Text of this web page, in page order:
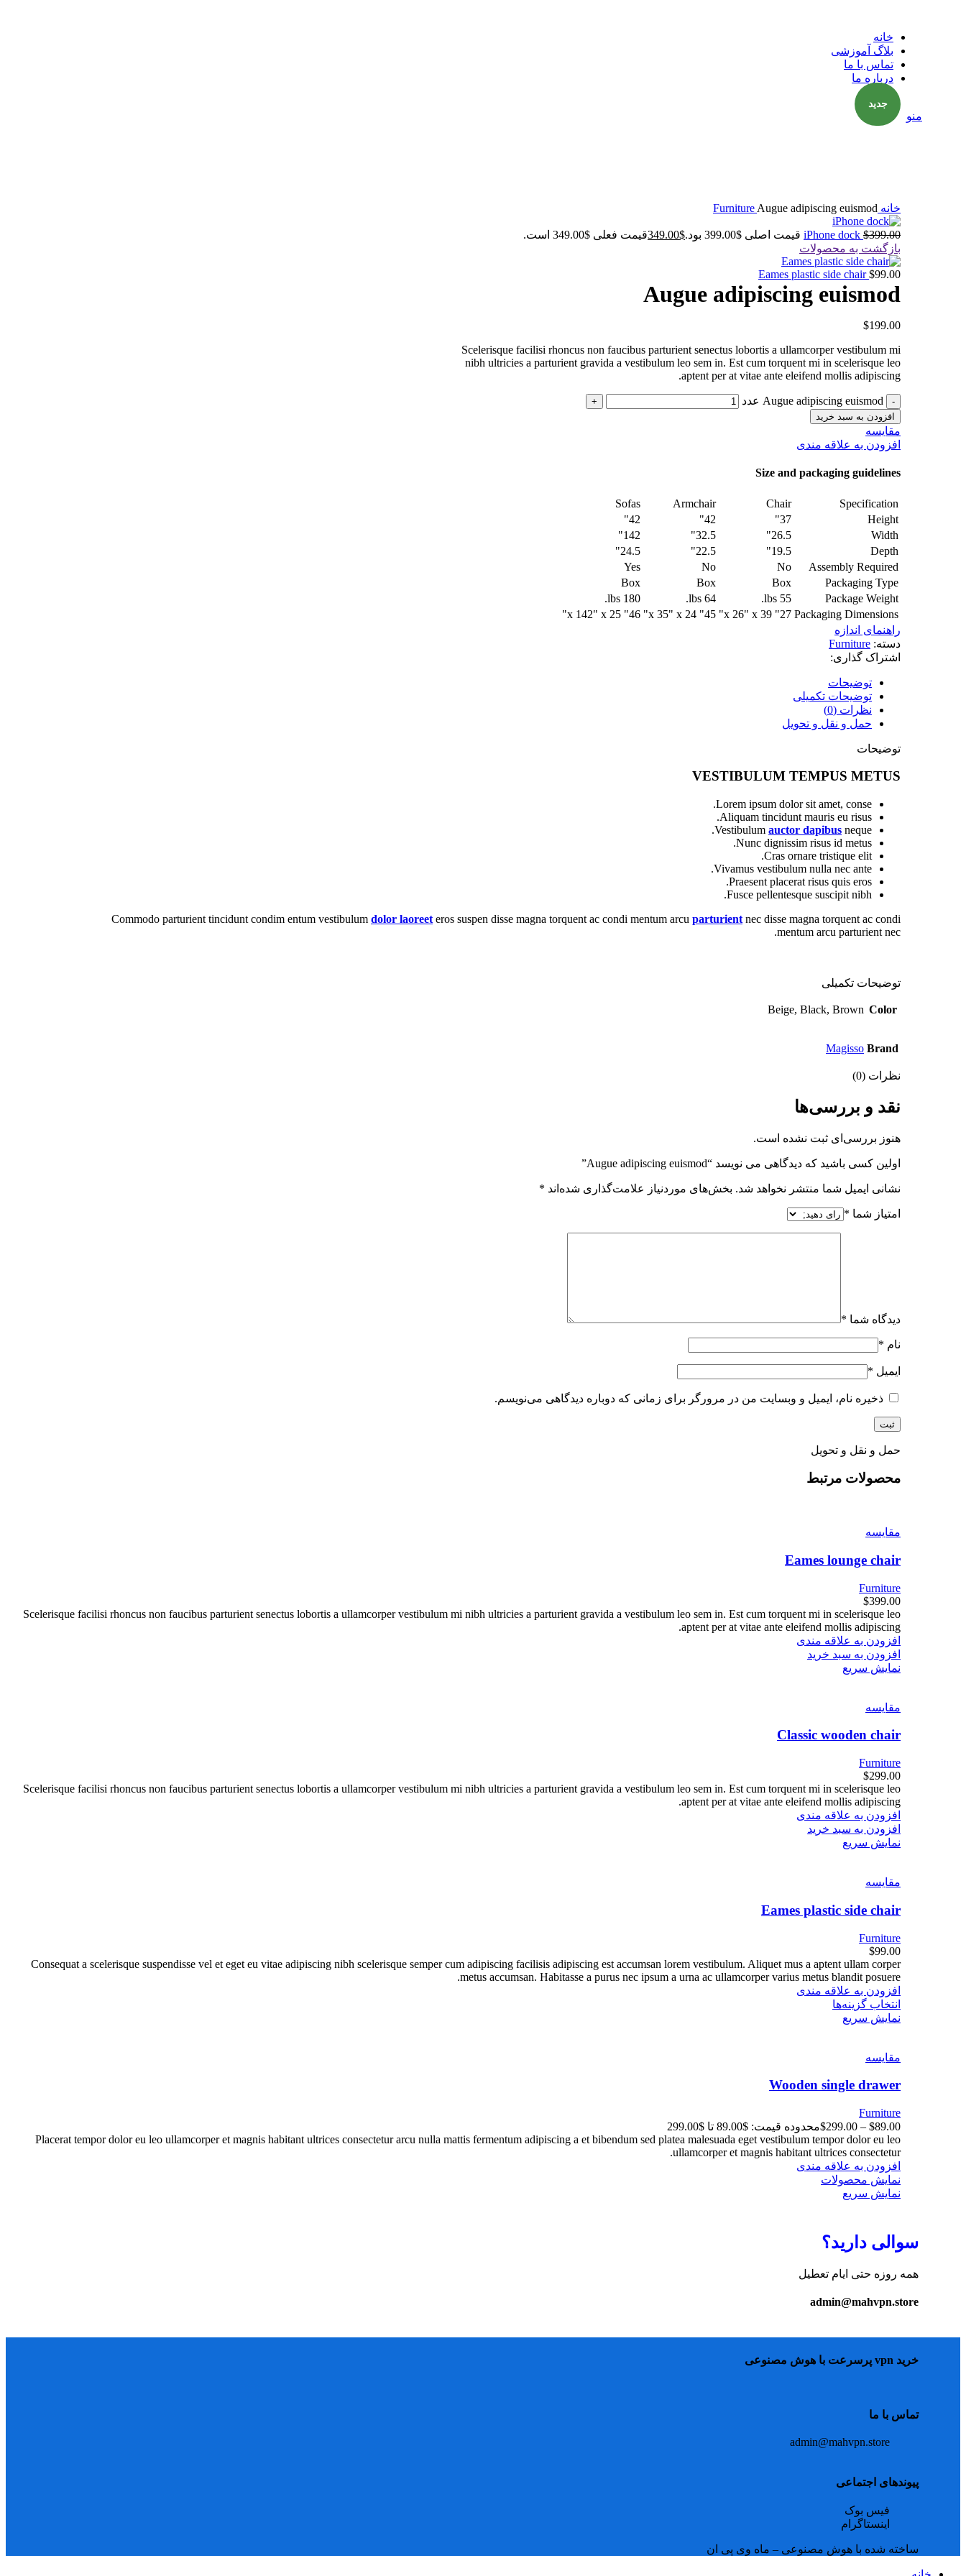
خانه
بلاگ آموزشی
تماس با ما
درباره ما
منو
خانه
Furniture Augue adipiscing euismod
iPhone dock $399.00 قیمت اصلی $399.00 بود. $
349.00قیمت فعلی $349.00 است.
بازگشت به محصولات
Eames plastic side chair$99.00
Augue adipiscing euismod
$199.00
Scelerisque facilisi rhoncus non faucibus parturient senectus lobortis a ullamcorper vestibulum mi
nibh ultricies a parturient gravida a vestibulum leo sem in. Est cum torquent mi in scelerisque leo
aptent per at vitae ante eleifend mollis adipiscing.
Augue adipiscing euismod عدد
افزودن به سبد خرید
مقايسه
افزودن به علاقه مندی
Size and packaging guidelines
Specification
Chair
Armchair
Sofas
Height
37"
42"
42"
Width
26.5"
32.5"
142"
Depth
19.5"
22.5"
24.5"
Assembly Required
No
No
Yes
Packaging Type
Box
Box
Box
Package Weight
55 lbs.
64 lbs.
180 lbs.
Packaging Dimensions
27" x 26" x 39"
45" x 35" x 24"
46" x 142" x 25"
راهنمای اندازه
دسته: Furniture
اشتراک گذاری:
توضیحات
توضیحات تکمیلی
نظرات (0)
حمل و نقل و تحویل
توضیحات
VESTIBULUM TEMPUS METUS
Lorem ipsum dolor sit amet, conse.
Aliquam tincidunt mauris eu risus.
Vestibulum auctor dapibus neque.
Nunc dignissim risus id metus.
Cras ornare tristique elit.
Vivamus vestibulum nulla nec ante.
Praesent placerat risus quis eros.
Fusce pellentesque suscipit nibh.
Commodo parturient tincidunt condim entum vestibulum dolor laoreet eros suspen disse magna torquent ac condi mentum arcu parturient nec disse magna torquent ac condi
mentum arcu parturient nec.
توضیحات تکمیلی
Color
Beige, Black, Brown
Brand
Magisso
نظرات (0)
نقد و بررسی‌ها
هنوز بررسی‌ای ثبت نشده است.
اولین کسی باشید که دیدگاهی می نویسد “Augue adipiscing euismod”
نشانی ایمیل شما منتشر نخواهد شد. بخش‌های موردنیاز علامت‌گذاری شده‌اند *
امتیاز شما *
دیدگاه شما *
نام *
ایمیل *
ذخیره نام، ایمیل و وبسایت من در مرورگر برای زمانی که دوباره دیدگاهی می‌نویسم.
حمل و نقل و تحویل
محصولات مرتبط
مقايسه
Eames lounge chair
Furniture
$399.00
Scelerisque facilisi rhoncus non faucibus parturient senectus lobortis a ullamcorper vestibulum mi nibh ultricies a parturient gravida a vestibulum leo sem in. Est cum torquent mi in scelerisque leo
aptent per at vitae ante eleifend mollis adipiscing.
افزودن به علاقه مندی
افزودن به سبد خرید
نمایش سریع
مقايسه
Classic wooden chair
Furniture
$299.00
Scelerisque facilisi rhoncus non faucibus parturient senectus lobortis a ullamcorper vestibulum mi nibh ultricies a parturient gravida a vestibulum leo sem in. Est cum torquent mi in scelerisque leo
aptent per at vitae ante eleifend mollis adipiscing.
افزودن به علاقه مندی
افزودن به سبد خرید
نمایش سریع
جدید
مقايسه
Eames plastic side chair
Furniture
$99.00
Consequat a scelerisque suspendisse vel et eget eu vitae adipiscing nibh scelerisque semper cum adipiscing facilisis adipiscing est accumsan lorem vestibulum. Aliquet mus a aptent ullam corper
metus accumsan. Habitasse a purus nec ipsum a urna ac ullamcorper varius metus blandit posuere.
افزودن به علاقه مندی
انتخاب گزینه‌ها
نمایش سریع
مقايسه
Wooden single drawer
Furniture
$89.00
–
$299.00 محدوده قیمت: $89.00 تا $299.00
Placerat tempor dolor eu leo ullamcorper et magnis habitant ultrices consectetur arcu nulla mattis fermentum adipiscing a et bibendum sed platea malesuada eget vestibulum tempor dolor eu leo
ullamcorper et magnis habitant ultrices consectetur.
افزودن به علاقه مندی
نمایش محصولات
نمایش سریع
سوالی دارید؟
همه روزه حتی ایام تعطیل
admin@mahvpn.store
خرید vpn پرسرعت با هوش مصنوعی
تماس با ما
admin@mahvpn.store
پیوندهای اجتماعی
فیس بوک
اینستاگرام
ساخته شده با هوش مصنوعی – ماه وی پی ان